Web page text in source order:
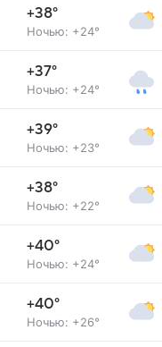
+38°
Ночью: +24°
+37°
Ночью: +24°
+39°
Ночью: +23°
+38°
Ночью: +22°
+40°
Ночью: +24°
+40°
Ночью: +26°